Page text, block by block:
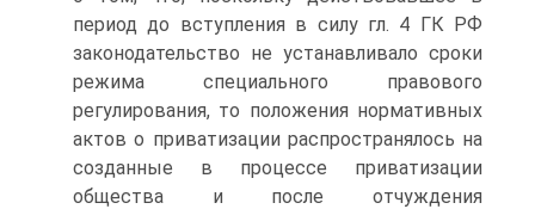
период до вступления в силу гл. 4 ГК РФ
законодательство не устанавливало сроки
режима специального правового
регулирования, то положения нормативных
актов о приватизации распространялось на
созданные в процессе приватизации
общества и после отчуждения